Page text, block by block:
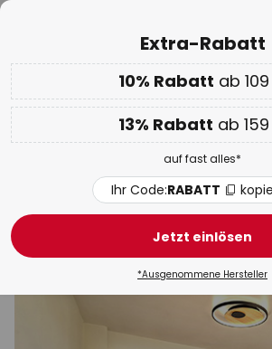
Nur
00D 12H 48M
EXTRA 10% ab 109 € & 13% ab 159 €
Code:RABATT kopieren
WOW Week:Bis zu -70%
Deckenleuchten
LED-Panel
Extra-Rabatt
10% Rabatt ab
13% Rabatt ab
auf fast alles*
Ihr Code:RABATT
Jetzt einlösen
*Ausgenommene Hersteller